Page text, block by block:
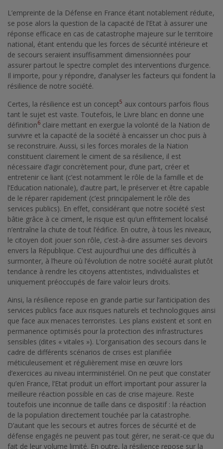
L’empreinte de la Défense en France étant notablement réduite,
se pose alors la question de la capacité de l’Etat à assurer une
réponse efficace en cas de catastrophe majeure sur le territoire
national, étant entendu que les forces de sécurité intérieure et
de secours seraient insuffisamment dimensionnées pour
assurer partout le spectre complet des interventions d’urgence.
Il importe, pour y répondre, d’analyser les facteurs qui fondent la
résilience de notre société.
Certes, la résilience est un concept5 aux contours parfois flous
tant le sujet est vaste. Toutefois, le Livre blanc en donne une
définition6 claire mettant en exergue la volonté de la Nation de
survivre et la capacité de la société à encaisser un choc puis à
se reconstruire. Aussi, si les forces morales de la Nation
constituent clairement le ciment de sa résilience, il est
nécessaire d’agir concrètement pour, d’une part, créer et
entretenir ce liant (c’est notamment le rôle de la famille et de
l’Education nationale), d’autre part, le préserver et être capable
de le réparer rapidement (c’est principalement le rôle des
services publics). En effet, considérant que notre société s’est
bâtie grâce à ce ciment, le risque est qu’un effritement localisé
n’entraîne la chute de tout l’édifice. En outre, à tous les niveaux,
le citoyen doit jouer son rôle, c’est-à-dire assumer ses devoirs
envers la République. C’est aujourd’hui une des difficultés à
surmonter, à l’heure où l’évolution de notre société aurait plutôt
tendance à rendre les citoyens attentistes, individualistes et
uniquement préoccupés de faire valoir leurs droits.
Ainsi, la résilience repose en grande partie sur l’anticipation des
services publics face aux risques naturels et technologiques ainsi
que face aux menaces terroristes. Les plans existent et sont en
permanence optimisés pour la protection des infrastructures
sensibles (dites « vitales »). L’organisation des secours dans le
cadre de différents scénarios de crises est planifiée
méticuleusement et régulièrement mise en œuvre lors
d’exercices au niveau interministériel. On ne peut que constater
qu’en France, l’Etat produit un effort important pour assurer la
meilleure réaction possible en cas de crise majeure. Reste
toutefois une inconnue de taille dans ce dispositif : la réaction
de la population directement touchée par la catastrophe.
D’autant que les secours et autres forces de sécurité et de
défense engagés ne peuvent pas tout gérer, ne serait-ce que du
fait de leur volume limité. En outre, la résilience repose sur la